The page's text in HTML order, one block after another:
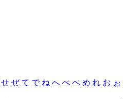
せ ぜ て で ね へ べ ぺ め れ お ぉ